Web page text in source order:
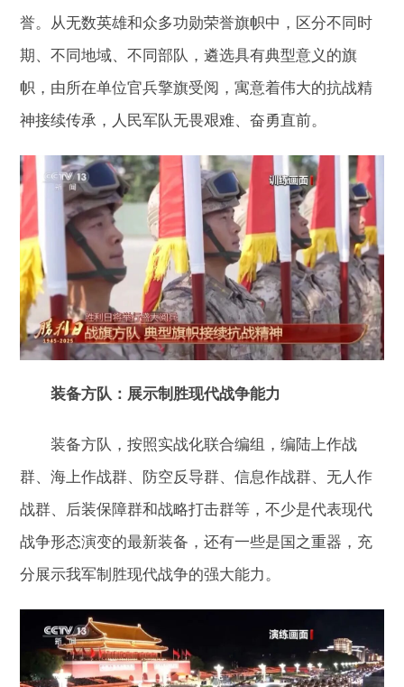
誉。从无数英雄和众多功勋荣誉旗帜中，区分不同时
期、不同地域、不同部队，遴选具有典型意义的旗
帜，由所在单位官兵擎旗受阅，寓意着伟大的抗战精
神接续传承，人民军队无畏艰难、奋勇直前。
装备方队：展示制胜现代战争能力
装备方队，按照实战化联合编组，编陆上作战
群、海上作战群、防空反导群、信息作战群、无人作
战群、后装保障群和战略打击群等，不少是代表现代
战争形态演变的最新装备，还有一些是国之重器，充
分展示我军制胜现代战争的强大能力。